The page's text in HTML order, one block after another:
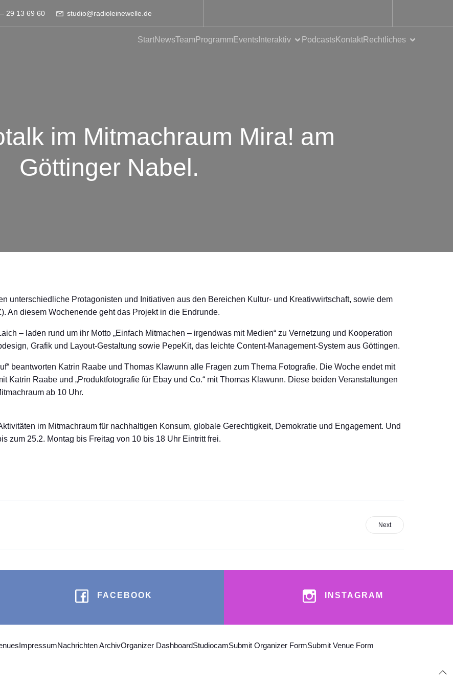
29 13 69 60 studio@radioleinewelle.de
StartNewsTeam Programm Events Interaktiv PodcastsKontaktRechtliches
im Mitmachraum Mira! am
Göttinger Nabel.
unterschiedliche Protagonisten und Initiativen aus den Bereichen Kultur- und Kreativwirtschaft, sowie dem
An diesem Wochenende geht das Projekt in die Endrunde.
– laden rund um ihr Motto „Einfach Mitmachen – irgendwas mit Medien“ zu Vernetzung und Kooperation
Grafik und Layout-Gestaltung sowie PepeKit, das leichte Content-Management-System aus Göttingen.
beantworten Katrin Raabe und Thomas Klawunn alle Fragen zum Thema Fotografie. Die Woche endet mit
Katrin Raabe und „Produktfotografie für Ebay und Co.“ mit Thomas Klawunn. Diese beiden Veranstaltungen
ab 10 Uhr.
im Mitmachraum für nachhaltigen Konsum, globale Gerechtigkeit, Demokratie und Engagement. Und
zum 25.2. Montag bis Freitag von 10 bis 18 Uhr Eintritt frei.
Next
FACEBOOK INSTAGRAM
ImpressumNachrichten ArchivOrganizer DashboardStudiocamSubmit Organizer FormSubmit Venue Form